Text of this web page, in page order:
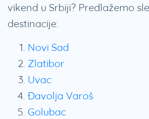
vikend u Srbiji? Predlažemo
destinacije:
Novi Sad
Zlatibor
Uvac
Đavolja Varoš
Golubac